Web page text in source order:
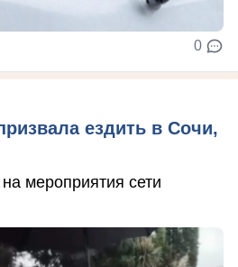
0
ездить в Сочи,
мероприятия сети